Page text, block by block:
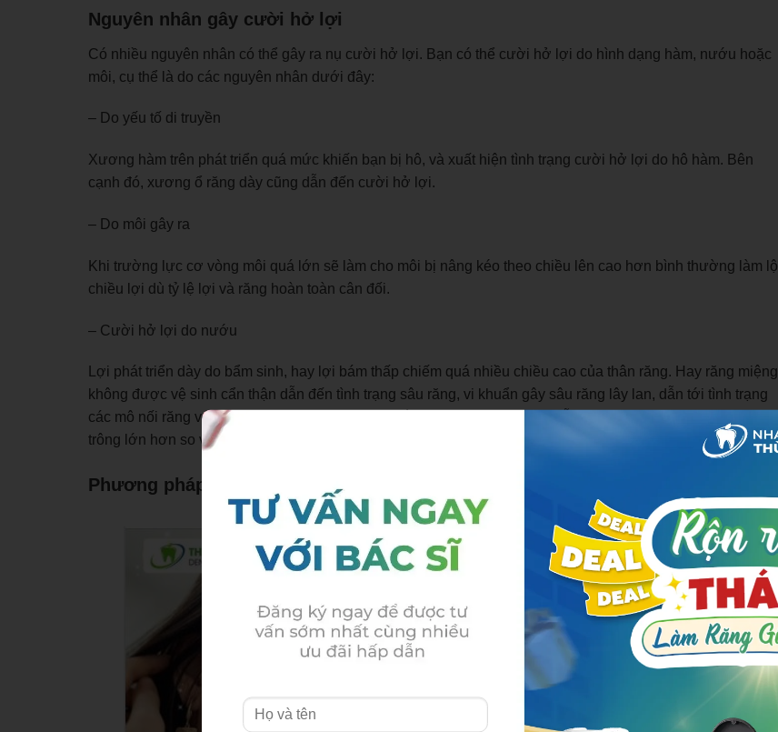
Nguyên nhân gây cười hở lợi
Có nhiều nguyên nhân có thể gây ra nụ cười hở lợi. Bạn có thể cười hở lợi do hình dạng hàm, nướu hoặc
môi, cụ thể là do các nguyên nhân dưới đây:
– Do yếu tố di truyền
Xương hàm trên phát triển quá mức khiến bạn bị hô, và xuất hiện tình trạng cười hở lợi do hô hàm. Bên
cạnh đó, xương ổ răng dày cũng dẫn đến cười hở lợi.
– Do môi gây ra
Khi trường lực cơ vòng môi quá lớn sẽ làm cho môi bị nâng kéo theo chiều lên cao hơn bình thường làm lộ
chiều lợi dù tỷ lệ lợi và răng hoàn toàn cân đối.
– Cười hở lợi do nướu
Lợi phát triển dày do bẩm sinh, hay lợi bám thấp chiếm quá nhiều chiều cao của thân răng. Hay răng miệng
không được vệ sinh cẩn thận dẫn đến tình trạng sâu răng, vi khuẩn gây sâu răng lây lan, dẫn tới tình trạng
các mô nối răng với hốc răng (được gọi là dây chằng nha chu) bị viêm nhiễm,
trông lớn hơn so với răng và khi cười dẫn tới hở nướu (lợi).
Phương pháp chữa cười hở lợi khu vực Cầu Giấy